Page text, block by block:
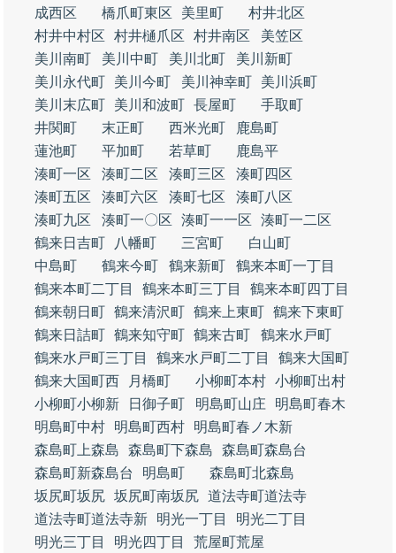
成西区
橋爪町東区 美里町
村井北区
村井中村区
村井樋爪区 村井南区
美笠区
美川南町
美川中町 美川北町
美川新町
美川永代町
美川今町 美川神幸町
美川浜町
美川末広町
美川和波町 長屋町
手取町
井関町
末正町 西米光町
鹿島町
蓮池町
平加町 若草町
鹿島平
湊町一区
湊町二区 湊町三区
湊町四区
湊町五区
湊町六区 湊町七区
湊町八区
湊町九区
湊町一〇区 湊町一一区
湊町一二区
鶴来日吉町
八幡町 三宮町
白山町
中島町
鶴来今町 鶴来新町
鶴来本町一丁目
鶴来本町二丁目
鶴来本町三丁目
鶴来本町四丁目
鶴来朝日町 鶴来清沢町 鶴来上東町 鶴来下東町
鶴来日詰町 鶴来知守町 鶴来古町
鶴来水戸町
鶴来水戸町三丁目
鶴来水戸町二丁目
鶴来大国町
鶴来大国町西
月橋町 小柳町本村 小柳町出村
小柳町小柳新
日御子町 明島町山庄
明島町春木
明島町中村
明島町西村
明島町春ノ木新
森島町上森島
森島町下森島
森島町森島台
森島町新森島台
明島町
森島町北森島
坂尻町坂尻 坂尻町南坂尻 道法寺町道法寺
道法寺町道法寺新
明光一丁目
明光二丁目
明光三丁目
明光四丁目
荒屋町荒屋